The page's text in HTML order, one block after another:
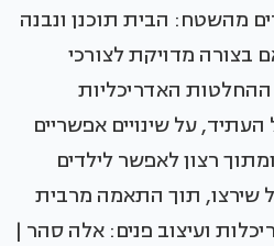
מהשטח: הבית תוכנן ונבנה
בצורה מדויקת לצורכי
האדריכליות
על שינויים אפשריים
רצון לאפשר לילדים
שירצו, תוך התאמה מרבית
ועיצוב פנים: אלה סהר |